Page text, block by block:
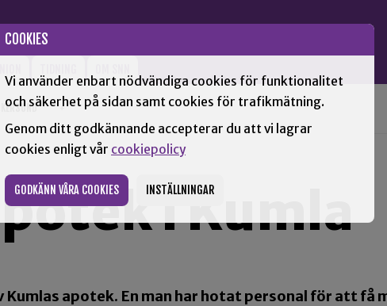
COOKIES
Vi använder enbart nödvändiga cookies för funktionalitet
och säkerhet på sidan samt cookies för trafikmätning.
Genom ditt godkännande accepterar du att vi lagrar
cookies enligt vår cookiepolicy
GODKÄNN VÅRA COOKIES INSTÄLLNINGAR
+
i Kumla
apotek. En man har hotat personal för att få